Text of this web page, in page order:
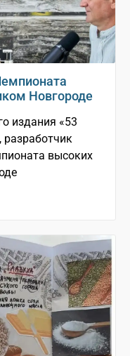
Новгороде
издания «53
разработчик
высоких